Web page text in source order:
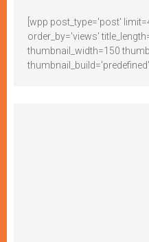
[wpp post_type='post'
order_by='views'
thumbnail_width=150